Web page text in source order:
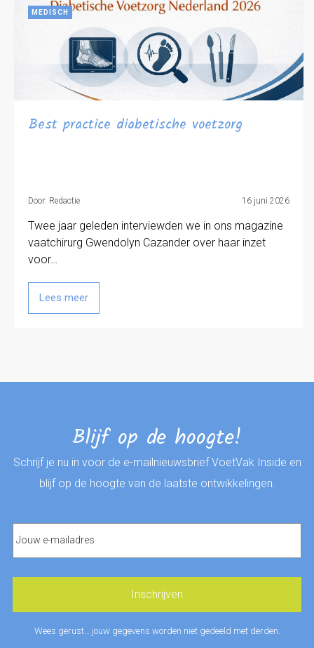
MEDISCH
Best practice diabetische voetzorg
Door: Redactie 16 juni 2026
Twee jaar geleden interviewden we in ons magazine
vaatchirurg Gwendolyn Cazander over haar inzet
voor…
Lees meer
Blijf op de hoogte!
Schrijf je nu in voor de e-mailnieuwsbrief VoetVak Inside en
blijf op de hoogte van de laatste ontwikkelingen.
Wees gerust… jouw gegevens worden niet gedeeld met derden.